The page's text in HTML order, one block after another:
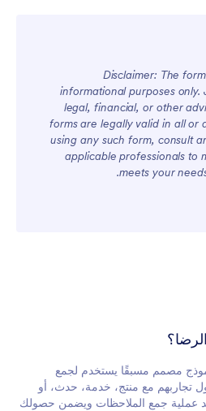
Disclaimer: The
informational purposes
legal, financial, or other
forms are legally valid in all or
using any such form, consult
applicable professionals to
meets your
مصمم مسبقًا يستخدم لجمع
تجاربهم مع منتج، خدمة، حدث، أو
عملية جمع الملاحظات ويضمن حصولك